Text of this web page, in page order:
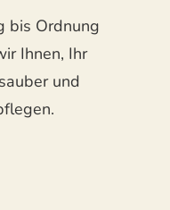
bis Ordnung
Ihnen, Ihr
und